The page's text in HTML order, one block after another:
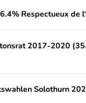
Respectueux de
2017-2020
Solothurn